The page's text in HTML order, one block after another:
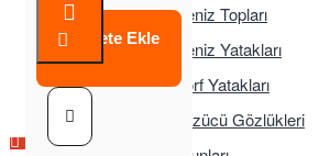
Deniz Topları
Deniz Yatakları
Sörf Yatakları
Yüzücü Gözlükleri
Sepete Ekle
Çok Satılan Ürün
Çok Satılan Ürün
Çok Satılan Ürün
Çok Satılan Ürün
Çok Satılan Ürün
Çok Satılan Ürün